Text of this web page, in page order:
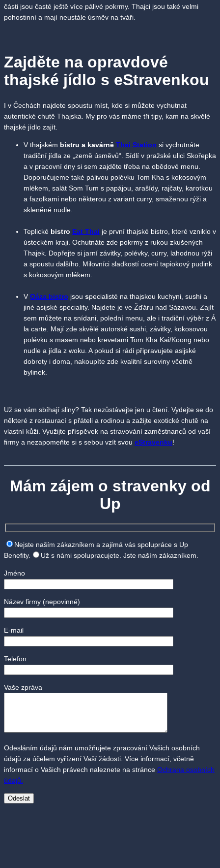
části jsou časté ještě více pálivé pokrmy. Thajci jsou také velmi
pohostinní a mají neustále úsměv na tváři.
Zajděte na opravdové
thajské jídlo s eStravenkou
I v Čechách najdete spoustu míst, kde si můžete vychutnat
autentické chutě Thajska. My pro vás máme tři tipy, kam na skvělé
thajské jídlo zajít.
V thajském bistru a kavárně Thai Station si vychutnáte
tradiční jídla ze „země úsměvů“. Sídlí v pražské ulici Skořepka
a v pracovní dny si sem zajděte třeba na obědové menu.
Doporučujeme také pálivou polévku Tom Kha s kokosovým
mlékem, salát Som Tum s papájou, arašídy, rajčaty, karotkou
a fazolkami nebo některou z variant curry, smaženou rýži a
skleněné nudle.
Teplické bistro Eat Thai je první thajské bistro, které vzniklo v
ústeckém kraji. Ochutnáte zde pokrmy z rukou zkušených
Thajek. Dopřejte si jarní závitky, polévky, curry, lahodnou rýži
a spoustu dalšího. Milovníci sladkostí ocení tapiokový pudink
s kokosovým mlékem.
V Oáza bistro jsou specialisté na thajskou kuchyni, sushi a
jiné asijské speciality. Najdete je ve Žďáru nad Sázavou. Zajít
sem můžete na snídani, polední menu, ale i tradiční výběr z Á
la carte. Mají zde skvělé autorské sushi, závitky, kokosovou
polévku s masem nebo krevetami Tom Kha Kai/Koong nebo
nudle a jídla z woku. A pokud si rádi připravujete asijské
dobroty i doma, nakoupíte zde kvalitní suroviny včetně
bylinek.
Už se vám sbíhají sliny? Tak nezůstávejte jen u čtení. Vydejte se do
některé z restaurací s přáteli a rodinou a zažijte exotické chutě na
vlastní kůži. Využijte příspěvek na stravování zaměstnanců od vaší
firmy a nezapomeňte si s sebou vzít svou eStravenku!
Mám zájem o stravenky od
Up
Nejste naším zákazníkem a zajímá vás spolupráce s Up
Benefity.
Už s námi spolupracujete. Jste naším zákazníkem.
Jméno
Název firmy (nepovinné)
E-mail
Telefon
Vaše zpráva
Odesláním údajů nám umožňujete zpracování Vašich osobních
údajů za účelem vyřízení Vaší žádosti. Více informací, včetně
informací o Vašich právech naleznete na stránce Ochrana osobních
údajů.